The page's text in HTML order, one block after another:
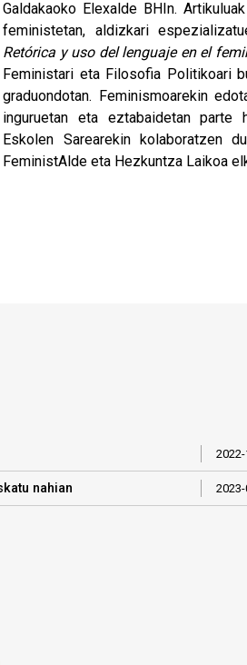
Galdakaoko Elexalde BHIn.
feministetan, aldizkari
Retórica y uso del lenguaje en el
Feministari eta Filosofia Politikoari
graduondotan. Feminismoarekin
inguruetan eta eztabaidetan parte
Eskolen Sarearekin kolaboratzen
FeministAlde eta Hezkuntza Laikoa
nahian